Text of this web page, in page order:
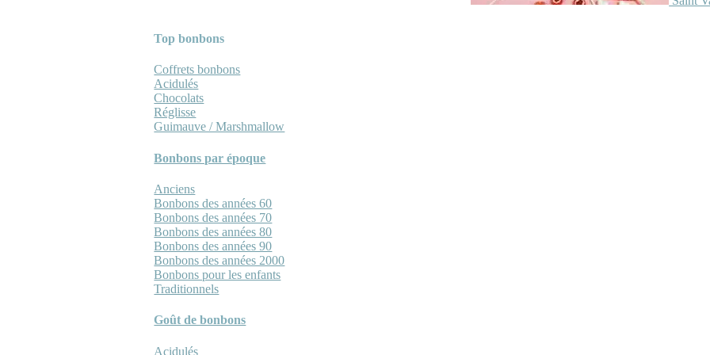
Top bonbons
Coffrets bonbons
Acidulés
Chocolats
Réglisse
Guimauve / Marshmallow
Bonbons par époque
Anciens
Bonbons des années 60
Bonbons des années 70
Bonbons des années 80
Bonbons des années 90
Bonbons des années 2000
Bonbons pour les enfants
Traditionnels
Goût de bonbons
Acidulés